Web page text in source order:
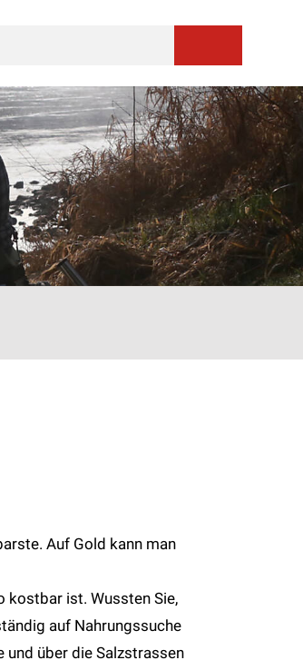
Auf Gold kann man
kostbar ist. Wussten Sie,
auf Nahrungssuche
und über die Salzstrassen